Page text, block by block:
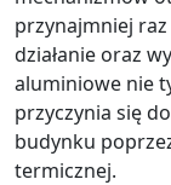
przynajmniej
działanie oraz
aluminiowe nie
przyczynia się
budynku
termicznej.